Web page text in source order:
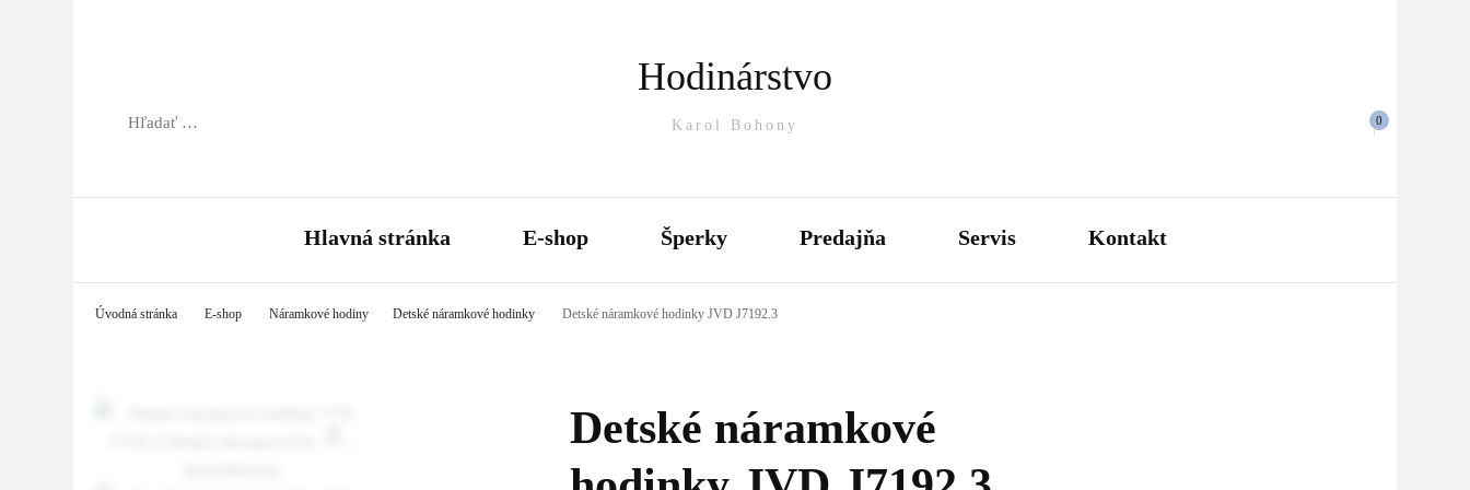
Hľadať:
Hodinárstvo
Karol Bohony 0
Hlavná stránka E-shop
Inteligentné hodinky
Šperky
Prstene
Predajňa Servis Kontakt
Úvodná stránka E-shop Náramkové hodiny Detské náramkové hodinky Detské náramkové hodinky JVD J7192.3
Detské náramkové